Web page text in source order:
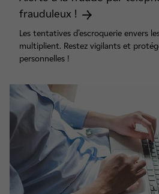
frauduleux !
Les tentatives d’escroquerie envers
multiplient. Restez vigilants et
personnelles !